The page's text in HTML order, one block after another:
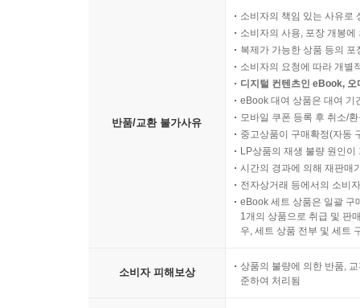
반품/교환 불가사유
소비자의 책임 있는 사유로
소비자의 사용, 포장 개봉
복제가 가능한 상품 등의
소비자의 요청에 따라 개별
디지털 컨텐츠인 eBook,
eBook 대여 상품은 대여 기
모바일 쿠폰 등록 후 취소/
중고상품이 구매확정(자동
LP상품의 재생 불량 원인
시간의 경과에 의해 재판매
전자상거래 등에서의 소비
eBook 세트 상품은 일괄 구
1개의 상품으로 취급 및 판
우, 세트 상품 전부 및 세트
소비자 피해보상
상품의 불량에 의한 반품,
준하여 처리됨